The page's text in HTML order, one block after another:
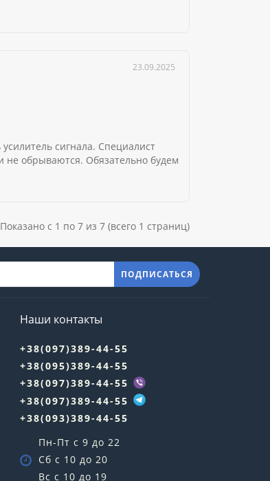
23.09.2025
сигнала. Специалист
не обрываются. Обязательно будем
Показано с 1 по 7 из 7 (всего 1 страниц)
ПОДПИСАТЬСЯ
Наши контакты
+38(097)389-44-55
+38(095)389-44-55
+38(097)389-44-55
+38(097)389-44-55
+38(093)389-44-55
Пн-Пт с 9 до 22
Сб с 10 до 20
Вс с 10 до 19